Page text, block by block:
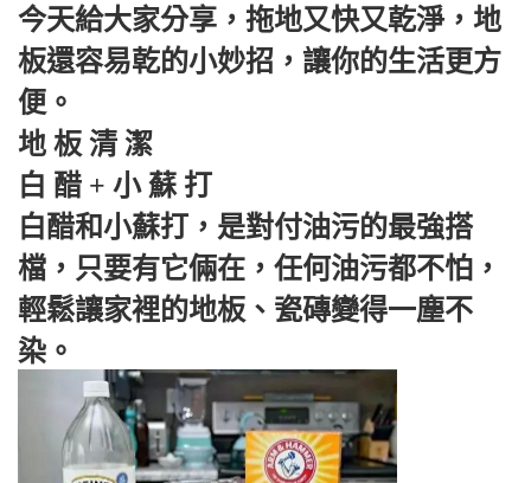
今天給大家分享，拖地又快又乾淨，地
板還容易乾的小妙招，讓你的生活更方
便。
地 板 清 潔
白 醋 + 小 蘇 打
白醋和小蘇打，是對付油污的最強搭
檔，只要有它倆在，任何油污都不怕，
輕鬆讓家裡的地板、瓷磚變得一塵不
染。